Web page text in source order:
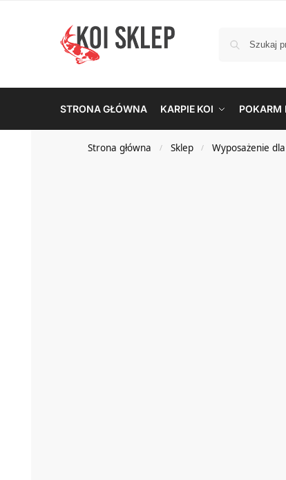
STRONA GŁÓWNA KARPIE KOI POKARM
Strona główna / Sklep / Wyposażenie